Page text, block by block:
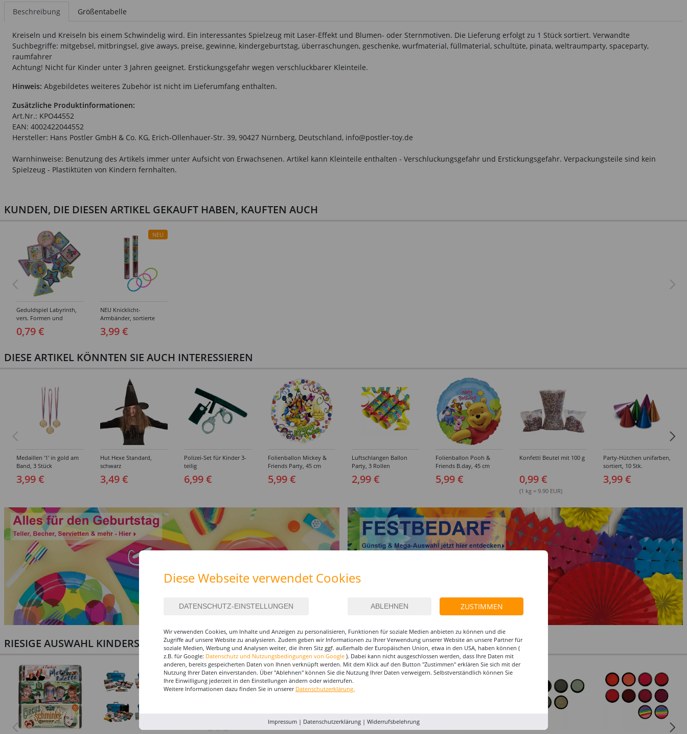
Beschreibung Größentabelle
Kreiseln und Kreiseln bis einem Schwindelig wird. Ein interessantes Spielzeug mit Laser-Effekt und Blumen- oder Sternmotiven. Die Lieferung erfolgt zu 1 Stück sortiert. Verwandte
Suchbegriffe: mitgebsel, mitbringsel, give aways, preise, gewinne, kindergeburtstag, überraschungen, geschenke, wurfmaterial, füllmaterial, schultüte, pinata, weltraumparty, spaceparty,
raumfahrer
Achtung! Nicht für Kinder unter 3 Jahren geeignet. Erstickungsgefahr wegen verschluckbarer Kleinteile.
Hinweis: Abgebildetes weiteres Zubehör ist nicht im Lieferumfang enthalten.
Zusätzliche Produktinformationen:
Art.Nr.: KPO44552
EAN: 4002422044552
Hersteller: Hans Postler GmbH & Co. KG, Erich-Ollenhauer-Str. 39, 90427 Nürnberg, Deutschland, info@postler-toy.de
Warnhinweise: Benutzung des Artikels immer unter Aufsicht von Erwachsenen. Artikel kann Kleinteile enthalten - Verschluckungsgefahr und Erstickungsgefahr. Verpackungsteile sind kein
Spielzeug - Plastiktüten von Kindern fernhalten.
KUNDEN, DIE DIESEN ARTIKEL GEKAUFT HABEN, KAUFTEN AUCH
Geduldspiel Labyrinth,
vers. Formen und
Motive, 1 Stück
0,79 €
NEU
NEU Knicklicht-
Armbänder, sortierte
Farben, 15 Stück
3,99 €
DIESE ARTIKEL KÖNNTEN SIE AUCH INTERESSIEREN
Medaillen '1' in gold am
Band, 3 Stück
3,99 €
Hut Hexe Standard,
schwarz
3,49 €
Polizei-Set für Kinder 3-
teilig
6,99 €
Folienballon Mickey &
Friends Party, 45 cm
5,99 €
Luftschlangen Ballon
Party, 3 Rollen
2,99 €
Folienballon Pooh &
Friends B.day, 45 cm
5,99 €
Konfetti Beutel mit 100 g
0,99 €
(1 kg = 9.90 EUR)
Party-Hütchen unifarben,
sortiert, 10 Stk.
3,99 €
RIESIGE AUSWAHL KINDERSCHMINKEN, PROFI-MAKE-UP & ZUBEHÖR
% % % %
Diese Webseite verwendet Cookies
ZUSTIMMEN
Wir verwenden Cookies, um Inhalte und Anzeigen zu personalisieren, Funktionen für soziale Medien anbieten zu können und die
Zugriffe auf unsere Website zu analysieren. Zudem geben wir Informationen zu Ihrer Verwendung unserer Website an unsere Partner für
soziale Medien, Werbung und Analysen weiter, die ihren Sitz ggf. außerhalb der Europäischen Union, etwa in den USA, haben können (
z.B. für Google: Datenschutz und Nutzungsbedingungen von Google ). Dabei kann nicht ausgeschlossen werden, dass Ihre Daten mit
anderen, bereits gespeicherten Daten von Ihnen verknüpft werden. Mit dem Klick auf den Button "Zustimmen" erklären Sie sich mit der
Nutzung Ihrer Daten einverstanden. Über "Ablehnen" können Sie die Nutzung Ihrer Daten verweigern. Selbstverständlich können Sie
Ihre Einwilligung jederzeit in den Einstellungen ändern oder widerrufen.
Weitere Informationen dazu finden Sie in unserer Datenschutzerklärung.
Impressum| Datenschutzerklärung| Widerrufsbelehrung